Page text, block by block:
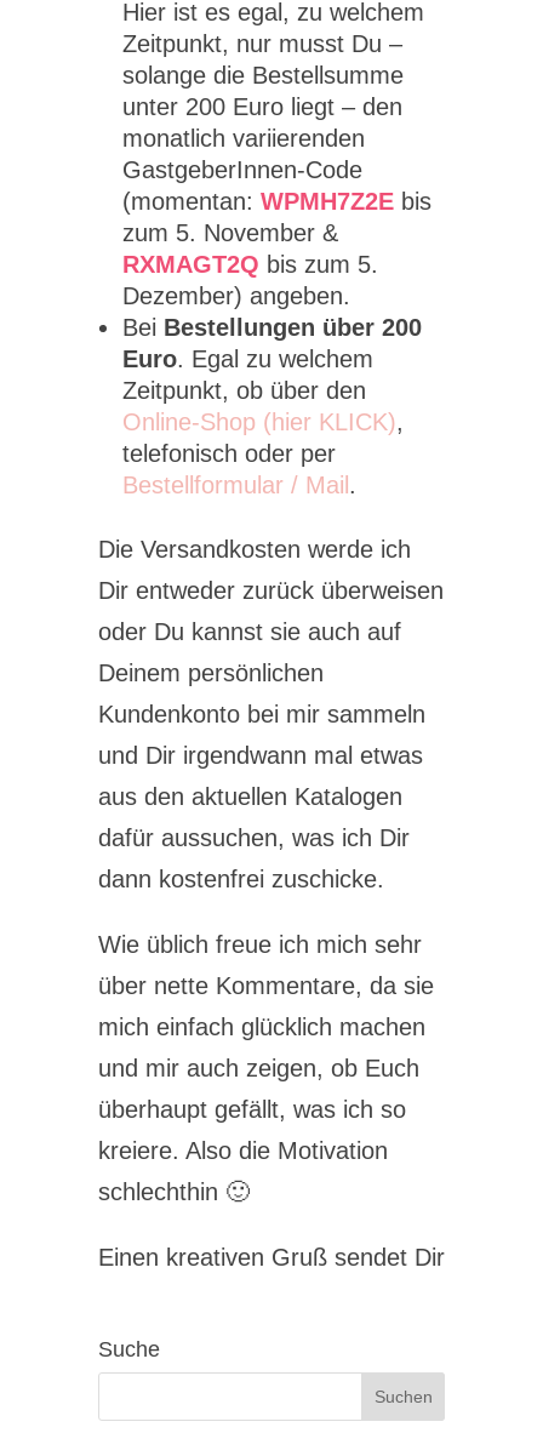
Hier ist es egal, zu welchem
Zeitpunkt, nur musst Du –
solange die Bestellsumme
unter 200 Euro liegt – den
monatlich variierenden
GastgeberInnen-Code
(momentan: WPMH7Z2Ebis
zum 5. November &
RXMAGT2Q bis zum 5.
Dezember) angeben.
Bei Bestellungen über 200
Euro. Egal zu welchem
Zeitpunkt, ob über den
Online-Shop (hier KLICK),
telefonisch oder per
Bestellformular / Mail .
Die Versandkosten werde ich
Dir entweder zurück überweisen
oder Du kannst sie auch auf
Deinem persönlichen
Kundenkonto bei mir sammeln
und Dir irgendwann mal etwas
aus den aktuellen Katalogen
dafür aussuchen, was ich Dir
dann kostenfrei zuschicke.
Wie üblich freue ich mich sehr
über nette Kommentare, da sie
mich einfach glücklich machen
und mir auch zeigen, ob Euch
überhaupt gefällt, was ich so
kreiere. Also die Motivation
schlechthin 🙂
Einen kreativen Gruß sendet Dir
Suche